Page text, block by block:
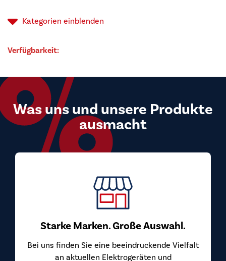
Kategorien einblenden
Verfügbarkeit:
Was uns und unsere Produkte
ausmacht
Starke Marken. Große Auswahl.
Bei uns finden Sie eine beeindruckende Vielfalt
an aktuellen Elektrogeräten und